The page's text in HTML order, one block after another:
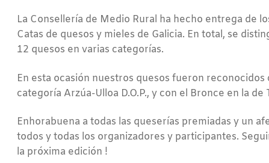
La Consellería de Medio Rural ha hecho entrega de
Catas de quesos y mieles de Galicia. En total, se
12 quesos en varias categorías.
En esta ocasión nuestros quesos fueron reconocidos
categoría Arzúa-Ulloa D.O.P., y con el Bronce en la de
Enhorabuena a todas las queserías premiadas y un
todos y todas los organizadores y participantes.
la próxima edición !